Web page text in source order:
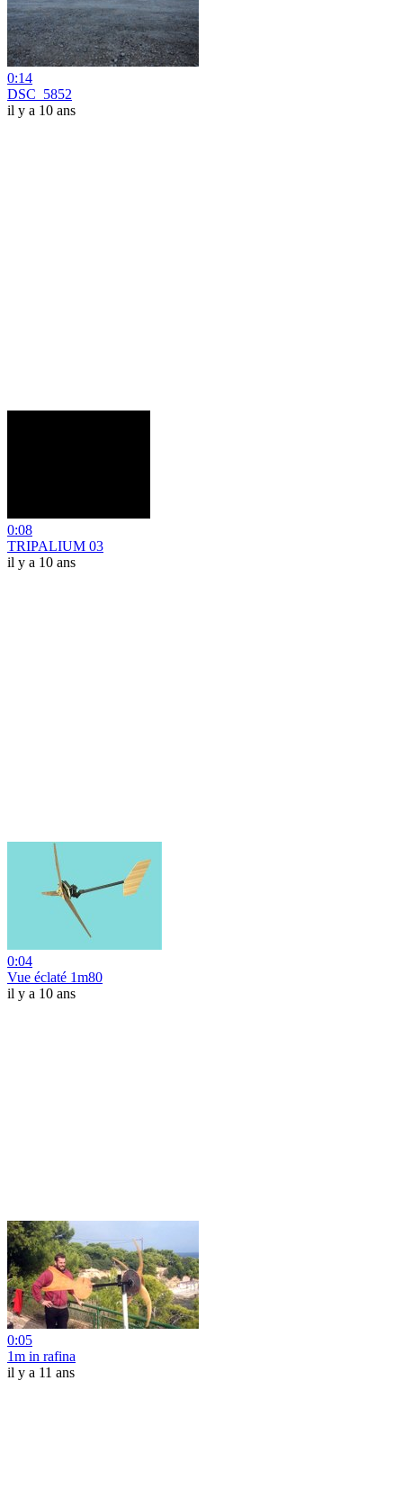
0:14
DSC_5852
il y a 10 ans
0:08
TRIPALIUM 03
il y a 10 ans
0:04
Vue éclaté 1m80
il y a 10 ans
0:05
1m in rafina
il y a 11 ans